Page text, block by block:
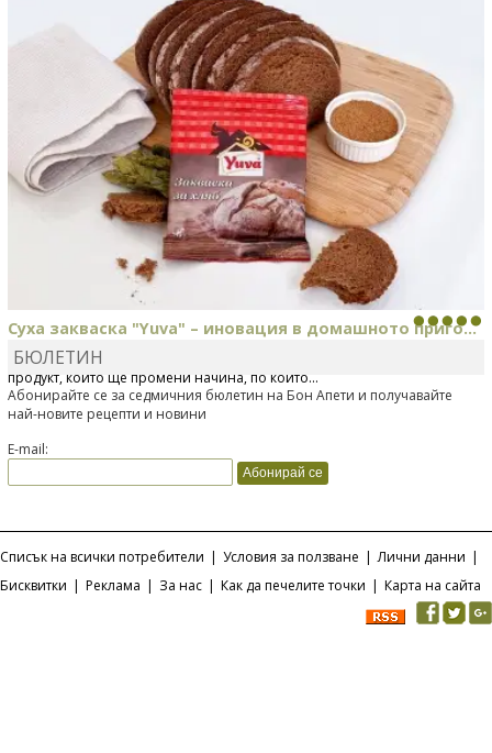
Суха закваска "Yuva" – иновация в домашното приго...
Отскоро Лесафр България стартира предлагането на изцяло нов
продукт, който ще промени начина, по който...
БЮЛЕТИН
Абонирайте се за седмичния бюлетин на Бон Апети и получавайте
най-новите рецепти и новини
E-mail:
Списък на всички потребители | Условия за ползване | Лични данни |
Бисквитки | Реклама | За нас | Как да печелите точки | Карта на сайта